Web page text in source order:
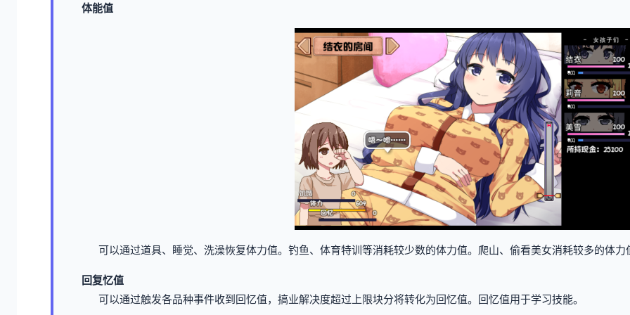
体能值
可以通过道具、睡觉、洗澡恢复体力值。 钓鱼、体育特训等消耗较少数的体力值。 爬山、偷看美女消耗较多的体力
回复忆值
可以通过触发各品种事件收到回忆值，搞业解决度超过上限块分将转化为回忆值。 回忆值用于学习技能。